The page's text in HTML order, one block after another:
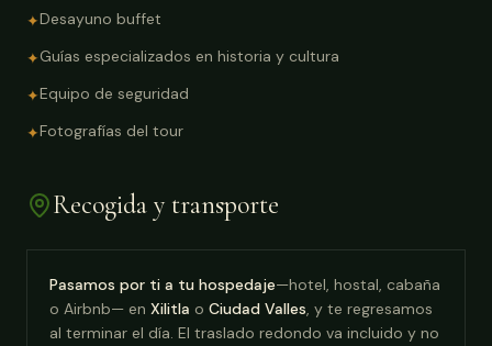
✦Desayuno buffet
✦Guías especializados en historia y cultura
✦Equipo de seguridad
✦Fotografías del tour
Recogida y transporte
Pasamos por ti a tu hospedaje—hotel, hostal, cabaña
o Airbnb— en Xilitla o Ciudad Valles, y te regresamos
al terminar el día. El traslado redondo va incluido y no